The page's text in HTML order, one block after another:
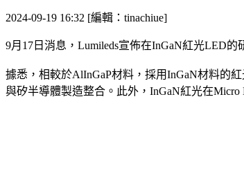
2024-09-19 16:32 [編輯：tinachiue]
9月17日消息，Lumileds宣佈在InGaN紅光LED
據悉，相較於AlInGaP材料，採用InGaN材料的
與矽半導體製造整合。此外，InGaN紅光在